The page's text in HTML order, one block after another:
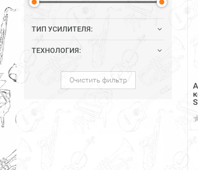
ТИП УСИЛИТЕЛЯ:
ТЕХНОЛОГИЯ:
Очистить фильтр